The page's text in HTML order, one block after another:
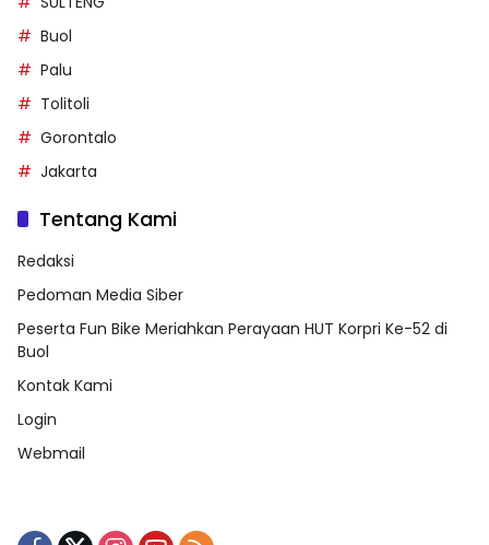
SULTENG
Buol
Palu
Tolitoli
Gorontalo
Redaksi
Pedoman Media Siber
Peserta Fun Bike Meriahkan Perayaan HUT Korpri Ke-52 di
Buol
Kontak Kami
Login